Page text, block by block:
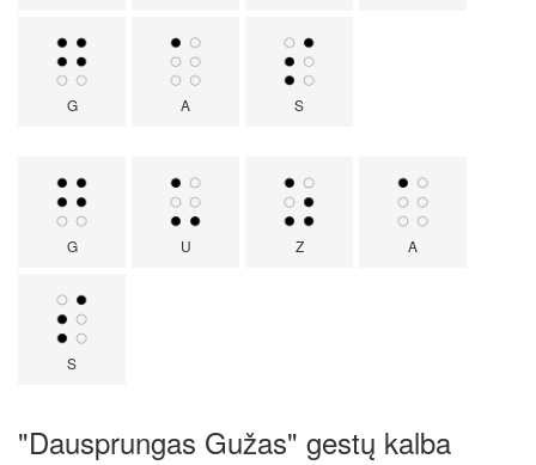
G A S
G U Z A
S
"Dausprungas Gužas" gestų kalba